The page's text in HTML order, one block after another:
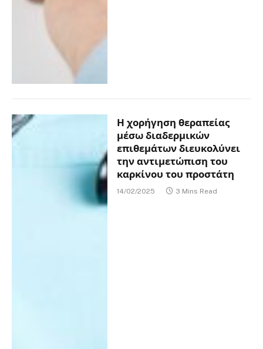
Η χορήγηση θεραπείας
μέσω διαδερμικών
επιθεμάτων διευκολύνει
την αντιμετώπιση του
καρκίνου του προστάτη
14/02/2025 3 Mins Read